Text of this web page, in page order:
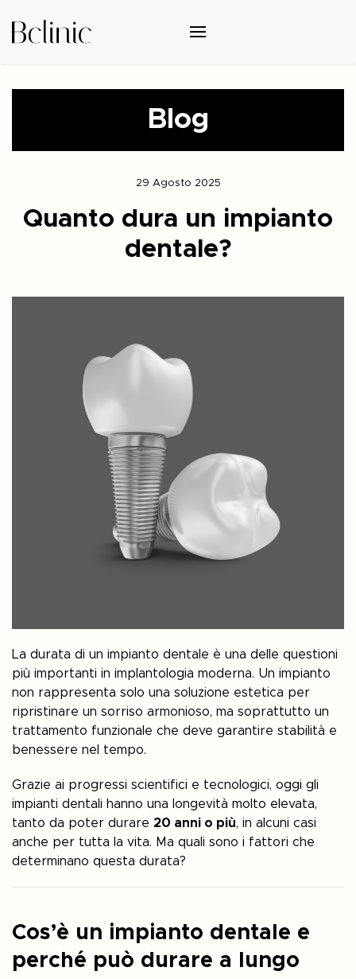
Blog
29 Agosto 2025
Quanto dura un impianto
dentale?
La durata di un impianto dentale è una delle questioni
più importanti in implantologia moderna. Un impianto
non rappresenta solo una soluzione estetica per
ripristinare un sorriso armonioso, ma soprattutto un
trattamento funzionale che deve garantire stabilità e
benessere nel tempo.
Grazie ai progressi scientifici e tecnologici, oggi gli
impianti dentali hanno una longevità molto elevata,
tanto da poter durare 20 anni o più, in alcuni casi
anche per tutta la vita. Ma quali sono i fattori che
determinano questa durata?
Cos’è un impianto dentale e
perché può durare a lungo